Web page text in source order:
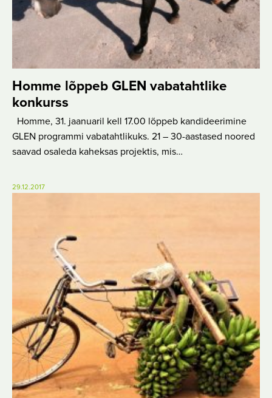
Homme lõppeb GLEN vabatahtlike
konkurss
Homme, 31. jaanuaril kell 17.00 lõppeb kandideerimine
GLEN programmi vabatahtlikuks. 21 – 30-aastased noored
saavad osaleda kaheksas projektis, mis…
29.12.2017